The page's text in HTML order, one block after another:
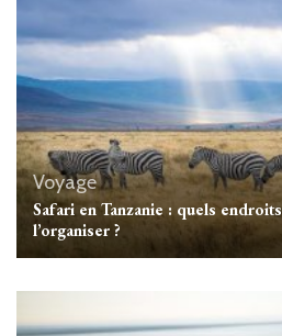
Voyage
Safari en Tanzanie : quels
l’organiser ?